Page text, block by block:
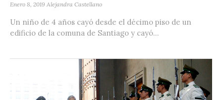
Enero 8, 2019 Alejandra Castellano
Un niño de 4 años cayó desde el décimo piso de un
edificio de la comuna de Santiago y cayó...